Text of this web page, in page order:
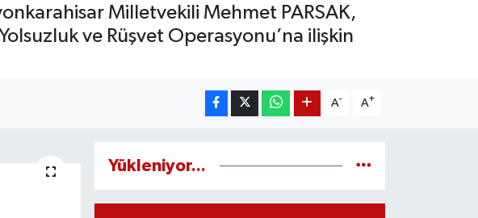
Milletvekili Mehmet PARSAK,
ve Rüşvet Operasyonu’na ilişkin
A- A+
Yükleniyor...